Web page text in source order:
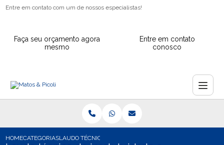
Entre em contato com um de nossos especialistas!
Faça seu orçamento agora
mesmo
Entre em contato
conosco
HOMECATEGORIASLAUDO TÉCNICO DE INSALUBRIDADE E PERICULOSIDADE